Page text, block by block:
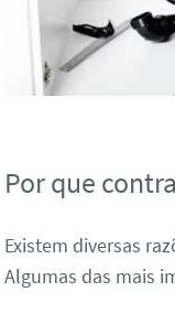
Por que
Existem diversas
Algumas das mais